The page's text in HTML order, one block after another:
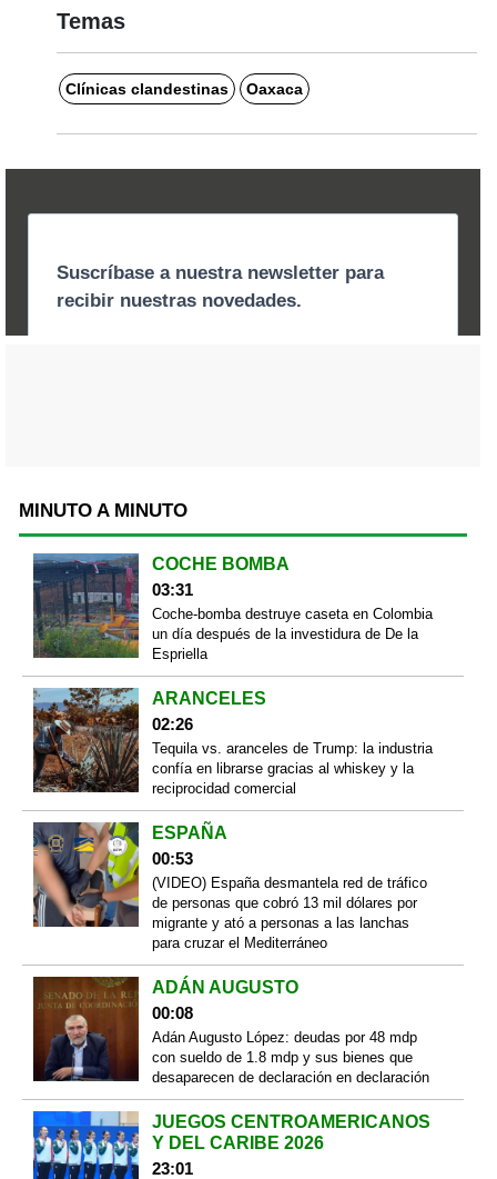
Temas
Clínicas clandestinas Oaxaca
MINUTO A MINUTO
COCHE BOMBA
03:31
Coche-bomba destruye caseta en Colombia
un día después de la investidura de De la
Espriella
ARANCELES
02:26
Tequila vs. aranceles de Trump: la industria
confía en librarse gracias al whiskey y la
reciprocidad comercial
ESPAÑA
00:53
(VIDEO) España desmantela red de tráfico
de personas que cobró 13 mil dólares por
migrante y ató a personas a las lanchas
para cruzar el Mediterráneo
ADÁN AUGUSTO
00:08
Adán Augusto López: deudas por 48 mdp
con sueldo de 1.8 mdp y sus bienes que
desaparecen de declaración en declaración
JUEGOS CENTROAMERICANOS
Y DEL CARIBE 2026
23:01